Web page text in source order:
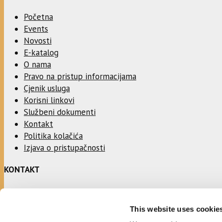
This website uses
Početna
Events
Novosti
E-katalog
O nama
Pravo na pristup informacijama
Cjenik usluga
Korisni linkovi
Službeni dokumenti
Kontakt
Politika kolačića
Izjava o pristupačnosti
KONTAKT